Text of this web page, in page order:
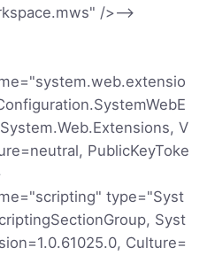
/>-->
V
PublicKeyToke
type="Syst
Syst
Culture=